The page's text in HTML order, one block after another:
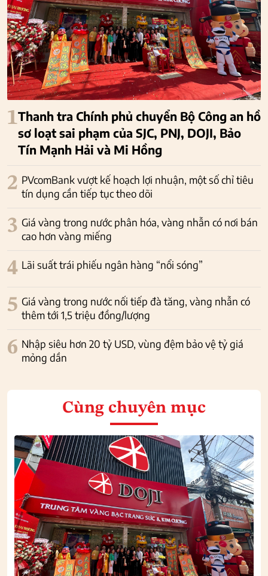
1Thanh tra Chính phủ chuyển Bộ Công an hồ
sơ loạt sai phạm của SJC, PNJ, DOJI, Bảo
Tín Mạnh Hải và Mi Hồng
2 PVcomBank vượt kế hoạch lợi nhuận, một số chỉ tiêu
tín dụng cần tiếp tục theo dõi
3 Giá vàng trong nước phân hóa, vàng nhẫn có nơi bán
cao hơn vàng miếng
4 Lãi suất trái phiếu ngân hàng “nổi sóng”
5 Giá vàng trong nước nối tiếp đà tăng, vàng nhẫn có
thêm tới 1,5 triệu đồng/lượng
6 Nhập siêu hơn 20 tỷ USD, vùng đệm bảo vệ tỷ giá
mỏng dần
Cùng chuyên mục